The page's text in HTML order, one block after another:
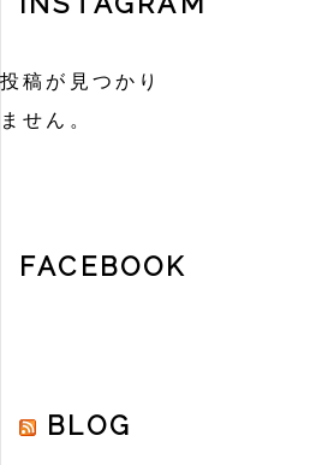
投稿が見つかり
ません。
FACEBOOK
BLOG